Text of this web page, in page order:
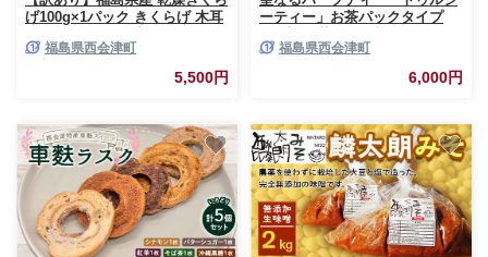
げ100g×1パック きくらげ 木耳
2583福島県西会津町
5,500円
ーティー」お茶パックタイプ
イン 福島県 西会津町 飲料 F4D-
福島県西会津町
6,000円